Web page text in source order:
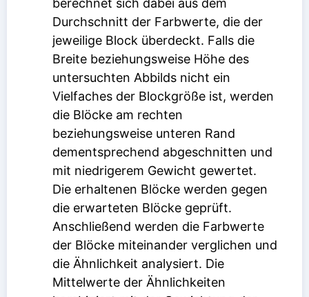
berechnet sich dabei aus dem
Durchschnitt der Farbwerte, die der
jeweilige Block überdeckt. Falls die
Breite beziehungsweise Höhe des
untersuchten Abbilds nicht ein
Vielfaches der Blockgröße ist, werden
die Blöcke am rechten
beziehungsweise unteren Rand
dementsprechend abgeschnitten und
mit niedrigerem Gewicht gewertet.
Die erhaltenen Blöcke werden gegen
die erwarteten Blöcke geprüft.
Anschließend werden die Farbwerte
der Blöcke miteinander verglichen und
die Ähnlichkeit analysiert. Die
Mittelwerte der Ähnlichkeiten